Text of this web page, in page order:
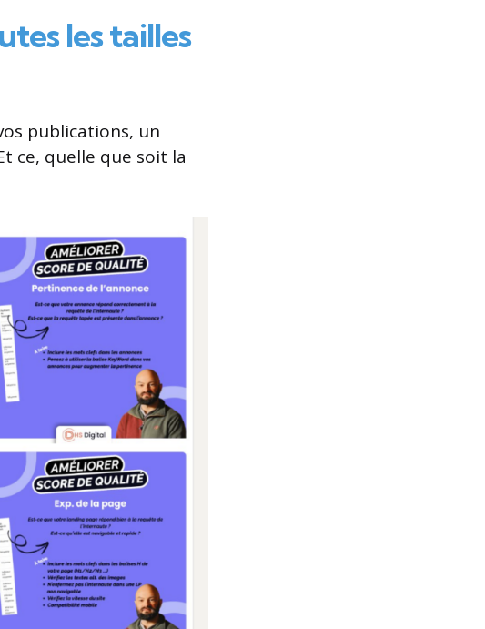
les tailles
publications, un
ce, quelle que soit la